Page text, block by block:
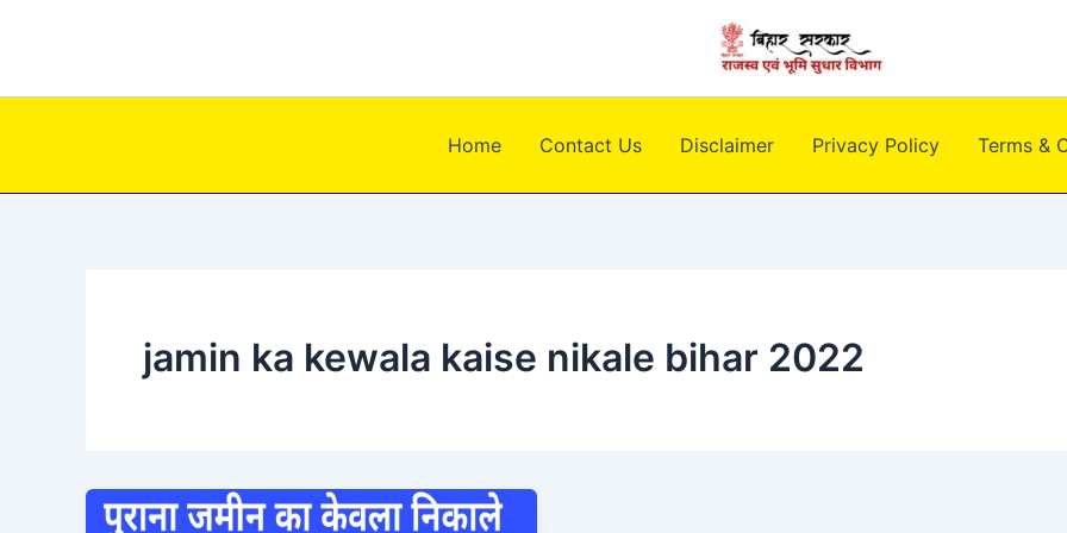
Home Contact Us Disclaimer Privacy Policy Terms &
jamin ka kewala kaise nikale bihar 2022